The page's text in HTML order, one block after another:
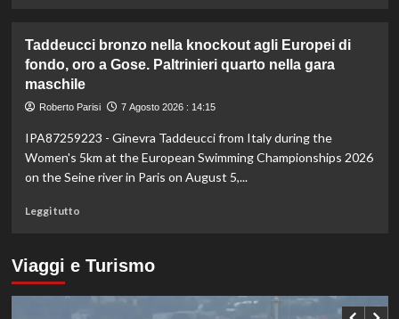
del
mondo
In
Gran
Bretagna
Bezzecchi
in
sella
ed
Practice
Taddeucci bronzo nella knockout agli Europei di
fondo, oro a Gose. Paltrinieri quarto nella gara
maschile
Roberto Parisi 7 Agosto 2026 : 14:15
IPA87259223 - Ginevra Taddeucci from Italy during the
Women's 5km at the European Swimming Championships 2026
on the Seine river in Paris on August 5,...
Leggi tuttoLeggi
su
Taddeucci
bronzo
Viaggi e Turismo